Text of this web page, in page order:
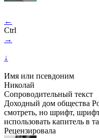
←
Ctrl
→
↓
Имя или псевдоним
Николай
Сопроводительный текст
Доходный дом общества
смотреть, но шрифт,
использовать капитель в
Рецензировала